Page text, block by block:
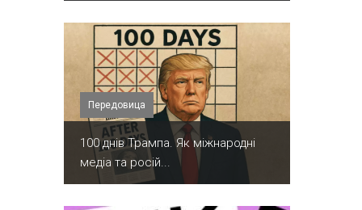
Передовица
100 днів Трампа. Як міжнародні
медіа та росій...